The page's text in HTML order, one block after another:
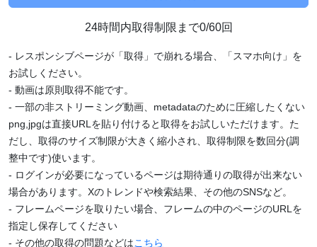
24時間内取得制限まで0/60回
- レスポンシブページが「取得」で崩れる場合、「スマホ向け」を
お試しください。
- 動画は原則取得不能です。
- 一部の非ストリーミング動画、metadataのために圧縮したくない
png,jpgは直接URLを貼り付けると取得をお試しいただけます。た
だし、取得のサイズ制限が大きく縮小され、取得制限を数回分(調
整中です)使います。
- ログインが必要になっているページは期待通りの取得が出来ない
場合があります。Xのトレンドや検索結果、その他のSNSなど。
- フレームページを取りたい場合、フレームの中のページのURLを
指定し保存してください
- その他の取得の問題などはこちら